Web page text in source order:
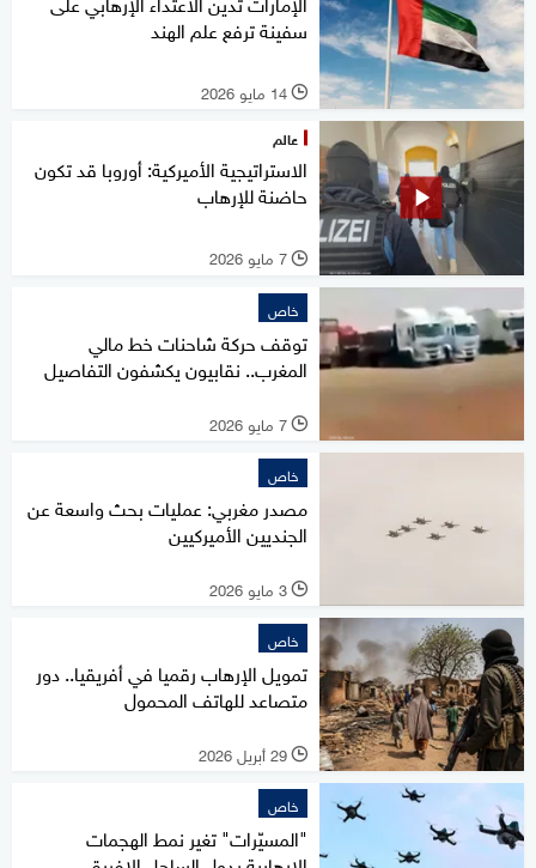
سفينة ترفع علم الهند
l 14 مايو 2026
عالم
الاستراتيجية الأميركية: أوروبا قد تكون
حاضنة للإرهاب
l 7 مايو 2026
خاص
توقف حركة شاحنات خط مالي
المغرب.. نقابيون يكشفون التفاصيل
l 7 مايو 2026
خاص
مصدر مغربي: عمليات بحث واسعة عن
الجنديين الأميركيين
l 3 مايو 2026
خاص
تمويل الإرهاب رقميا في أفريقيا.. دور
متصاعد للهاتف المحمول
l 29 أبريل 2026
خاص
"المسيّرات" تغير نمط الهجمات